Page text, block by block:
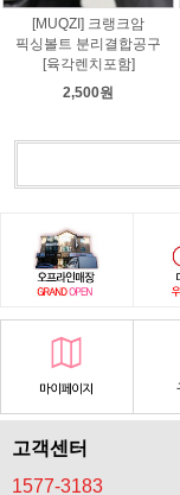
[MUQZI] 크랭크암
픽싱볼트 분리결합공구
[육각렌치포함]
2,500원
고객센터
1577-3183